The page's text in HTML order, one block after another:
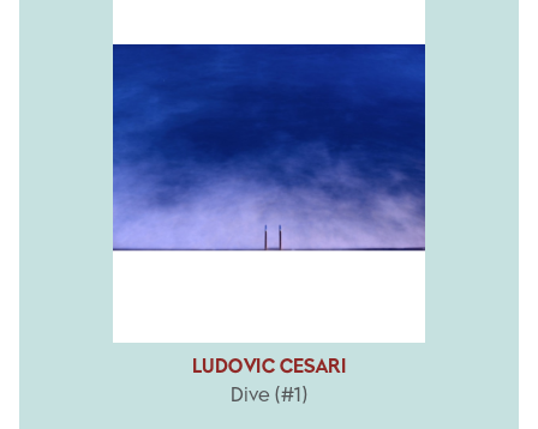
LUDOVIC CESARI
Dive (#1)